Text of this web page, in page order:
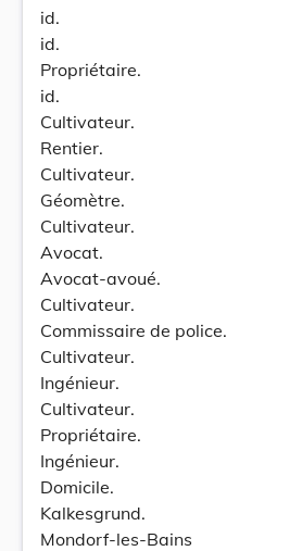
id.
id.
Propriétaire.
id.
Cultivateur.
Rentier.
Cultivateur.
Géomètre.
Cultivateur.
Avocat.
Avocat-avoué.
Cultivateur.
Commissaire de police.
Cultivateur.
Ingénieur.
Cultivateur.
Propriétaire.
Ingénieur.
Domicile.
Kalkesgrund.
Mondorf-les-Bains